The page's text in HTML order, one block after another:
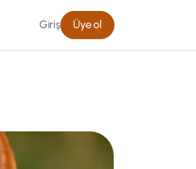
Giriş Üye ol